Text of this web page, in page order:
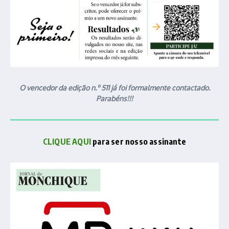
O vencedor da edição n.º 511 já foi formalmente contactado.
Parabéns!!!
CLIQUE AQUI para ser nosso assinante